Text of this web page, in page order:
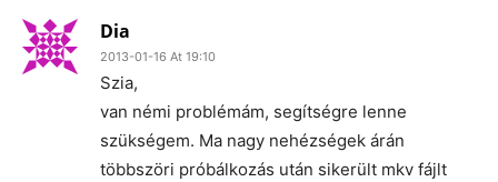
Dia
2013-01-16 At 19:10
Szia,
van némi problémám, segítségre lenne
szükségem. Ma nagy nehézségek árán
többszöri próbálkozás után sikerült mkv fájlt